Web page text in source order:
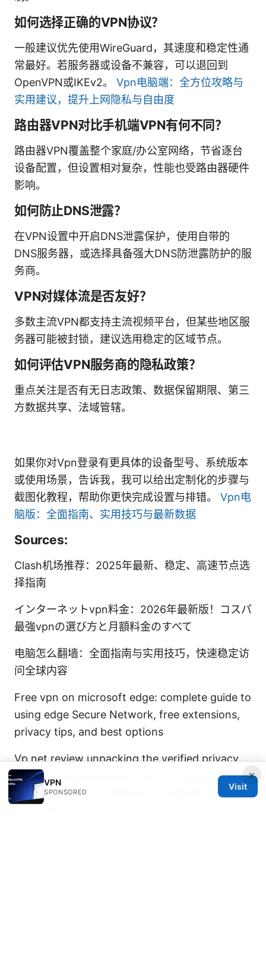
如何选择正确的VPN协议？
一般建议优先使用WireGuard，其速度和稳定性通
常最好。若服务器或设备不兼容，可以退回到
OpenVPN或IKEv2。 Vpn电脑端：全方位攻略与
实用建议，提升上网隐私与自由度
路由器VPN对比手机端VPN有何不同？
路由器VPN覆盖整个家庭/办公室网络，节省逐台
设备配置，但设置相对复杂，性能也受路由器硬件
影响。
如何防止DNS泄露？
在VPN设置中开启DNS泄露保护，使用自带的
DNS服务器，或选择具备强大DNS防泄露防护的服
务商。
VPN对媒体流是否友好？
多数主流VPN都支持主流视频平台，但某些地区服
务器可能被封锁，建议选用稳定的区域节点。
如何评估VPN服务商的隐私政策？
重点关注是否有无日志政策、数据保留期限、第三
方数据共享、法域管辖。
如果你对Vpn登录有更具体的设备型号、系统版本
或使用场景，告诉我，我可以给出定制化的步骤与
截图化教程，帮助你更快完成设置与排错。 Vpn电
脑版：全面指南、实用技巧与最新数据
Sources:
Clash机场推荐：2025年最新、稳定、高速节点选
择指南
インターネットvpn料金：2026年最新版！コスパ
最強vpnの選び方と月額料金のすべて
电脑怎么翻墙：全面指南与实用技巧，快速稳定访
问全球内容
Free vpn on microsoft edge: complete guide to
using edge Secure Network, free extensions,
privacy tips, and best options
Vp net review unpacking the verified privacy
vpn: A Comprehensive Look at Privacy, Speed,
and Reliability 进口税率查询：全面指南、工具与
×
VPN
SPONSORED
Visit